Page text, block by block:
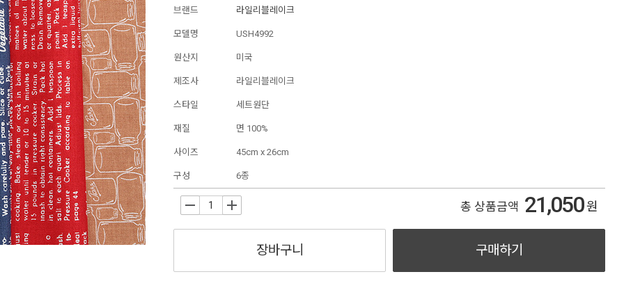
브랜드 라일리블레이크
모델명 USH4992
원산지 미국
제조사 라일리블레이크
스타일 세트원단
재질 면 100%
사이즈 45cm x 26cm
구성 6종
+ 총 상품금액 21,050원
장바구니 구매하기